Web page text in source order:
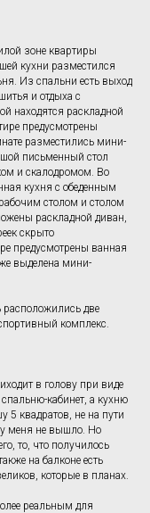
зоне квартиры
кухни разместился
Из спальни есть выход
и отдыха с
находятся раскладной
предусмотрены
разместились мини-
письменный стол
и скалодромом. Во
кухня с обеденным
столом и столом
раскладной диван,
скрыто
предусмотрены ванная
выделена мини-
расположились две
комплекс.
в голову при виде
кабинет, а кухню
5 квадратов, не на пути
у меня не вышло. Но
то, что получилось
на балконе есть
которые в планах.
реальным для